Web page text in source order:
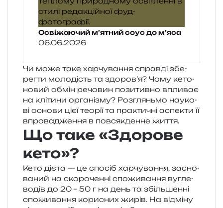
Освіжаючий м’ятний соус до м’яса
06.06.2026
Чи може таке хар­чу­ва­н­ня справ­ді збе­
рег­ти моло­дість та здоров’я? Чому кето­
но­вий обмін речо­вин пози­тив­но впли­ває
на клі­ти­ни орга­ні­зму? Розгляньмо нау­ко­
ві осно­ви цієї тео­рії та пра­кти­чні аспе­кти її
впро­ва­дже­н­ня в пов­сяк­ден­не життя.
Що таке «Здорове
кето»?
Кето дієта — це спо­сіб хар­чу­ва­н­ня, засно­
ва­ний на ско­ро­чен­ні спо­жи­ва­н­ня вугле­
во­дів до 20 – 50 г на день та збіль­шен­ні
спо­жи­ва­н­ня кори­сних жирів. На від­мі­ну